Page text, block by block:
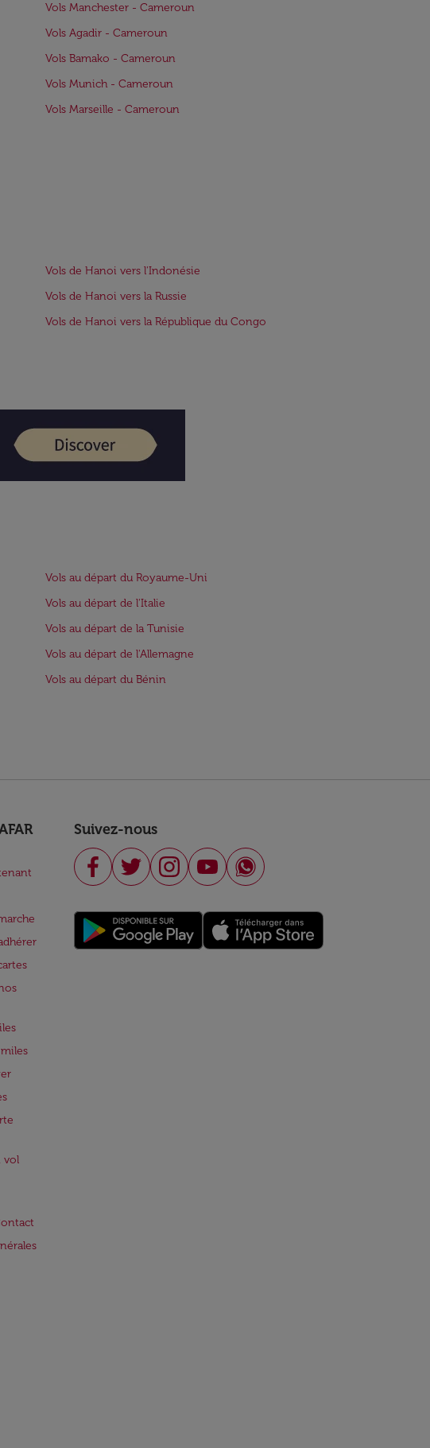
Vols Manchester - Cameroun
Vols Agadir - Cameroun
Vols Bamako - Cameroun
Vols Munich - Cameroun
Vols Marseille - Cameroun
Vols de Hanoi vers l'Indonésie
Vols de Hanoi vers la Russie
Vols de Hanoi vers la République du Congo
Vols au départ du Royaume-Uni
Vols au départ de l'Italie
Vols au départ de la Tunisie
Vols au départ de l'Allemagne
Vols au départ du Bénin
vol
Suivez-nous